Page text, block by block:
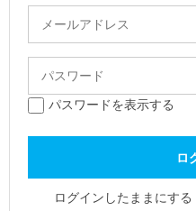
パスワードを表示する
ログインしたままにする